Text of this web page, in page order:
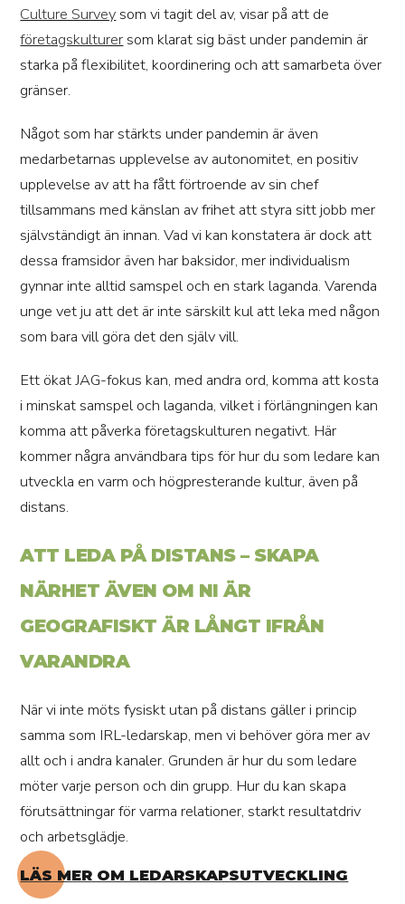
Culture Surveysom vi tagit del av, visar på att de
företagskulturersom klarat sig bäst under pandemin är
starka på flexibilitet, koordinering och att samarbeta över
gränser.
Något som har stärkts under pandemin är även
medarbetarnas upplevelse av autonomitet, en positiv
upplevelse av att ha fått förtroende av sin chef
tillsammans med känslan av frihet att styra sitt jobb mer
självständigt än innan. Vad vi kan konstatera är dock att
dessa framsidor även har baksidor, mer individualism
gynnar inte alltid samspel och en stark laganda. Varenda
unge vet ju att det är inte särskilt kul att leka med någon
som bara vill göra det den själv vill.
Ett ökat JAG-fokus kan, med andra ord, komma att kosta
i minskat samspel och laganda, vilket i förlängningen kan
komma att påverka företagskulturen negativt. Här
kommer några användbara tips för hur du som ledare kan
utveckla en varm och högpresterande kultur, även på
distans.
ATT LEDA PÅ DISTANS – SKAPA
NÄRHET ÄVEN OM NI ÄR
GEOGRAFISKT ÄR LÅNGT IFRÅN
VARANDRA
När vi inte möts fysiskt utan på distans gäller i princip
samma som IRL-ledarskap, men vi behöver göra mer av
allt och i andra kanaler. Grunden är hur du som ledare
möter varje person och din grupp. Hur du kan skapa
förutsättningar för varma relationer, starkt resultatdriv
och arbetsglädje.
LÄS MER OM LEDARSKAPSUTVECKLING